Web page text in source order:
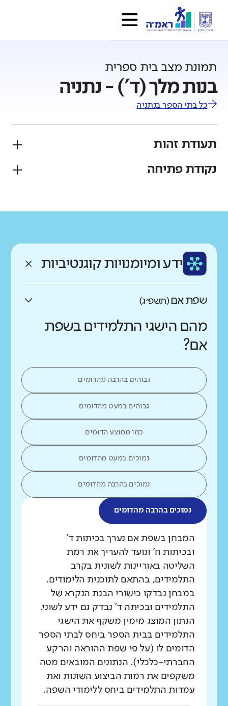
תמונת מצב בית ספרית
בנות מלך (ד') - נתניה
כל בתי הספר בנתניה
תעודת זהות
פיקוח
עברית בינוני
נקודת פתיחה
רקע חברתי כלכלי
נמוך ידע ומיומנויות קוגנטיביות
שפת אם(תשפ״ג)
מהם הישגי התלמידים בשפת
אם?
גבוהים בהרבה מהדומים
גבוהים במעט מהדומים
כמו ממוצע הדומים
נמוכים במעט מהדומים
נמוכים בהרבה מהדומים
נמוכים בהרבה מהדומים
מה בדקנו?
המבחן בשפת אם נערך בכיתות ד'
ובכיתות ח' ונועד להעריך את רמת
השליטה באוריינות לשונית בקרב
התלמידים, בהתאם לתוכנית הלימודים.
במבחן נבדקו כישורי הבנת הנקרא של
התלמידים ובכיתה ד' נבדק גם ידע לשוני.
הנתון המוצג מימין משקף את הישגי
התלמידים בבית הספר ביחס לבתי הספר
הדומים לו (על פי שפת ההוראה והרקע
החברתי-כלכלי). הנתונים המובאים מטה
משקפים את רמות הביצוע השונות ואת
עמדות התלמידים ביחס ללימודי השפה.